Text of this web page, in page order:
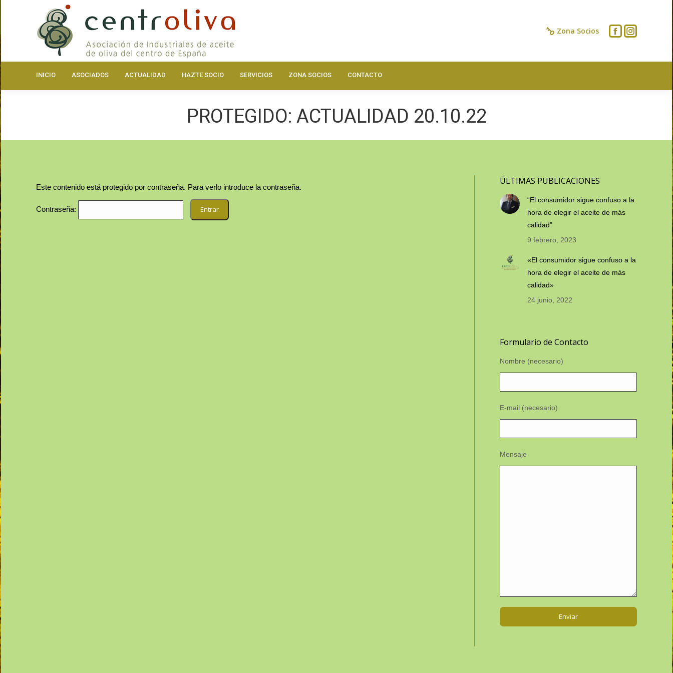
Zona Socios
INICIO ASOCIADOS ACTUALIDAD HAZTE SOCIO SERVICIOS ZONA SOCIOS CONTACTO
PROTEGIDO: ACTUALIDAD 20.10.22
Este contenido está protegido por contraseña. Para verlo introduce la contraseña.
Contraseña:
ÚLTIMAS PUBLICACIONES
“El consumidor sigue confuso a la
hora de elegir el aceite de más
calidad”
9 febrero, 2023
«El consumidor sigue confuso a la
hora de elegir el aceite de más
calidad»
24 junio, 2022
Formulario de Contacto
Nombre (necesario)
E-mail (necesario)
Mensaje
ASOCIADOS